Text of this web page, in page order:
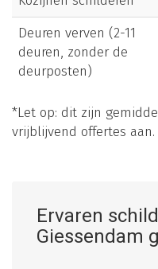
Deuren verven (2-11
deuren, zonder de
deurposten)
*Let op: dit zijn
vrijblijvend offertes aan.
Ervaren
Giessendam